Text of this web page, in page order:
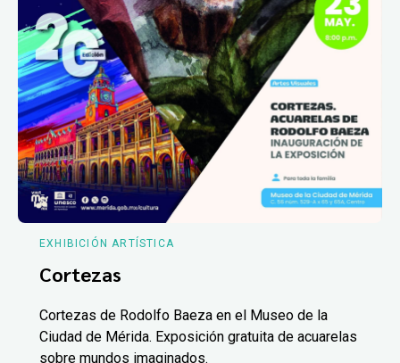
EXHIBICIÓN ARTÍSTICA
Cortezas
Cortezas de Rodolfo Baeza en el Museo de la
Ciudad de Mérida. Exposición gratuita de acuarelas
sobre mundos imaginados.